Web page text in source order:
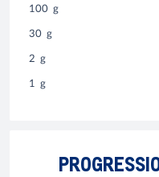
100 g
30 g
2 g
1 g